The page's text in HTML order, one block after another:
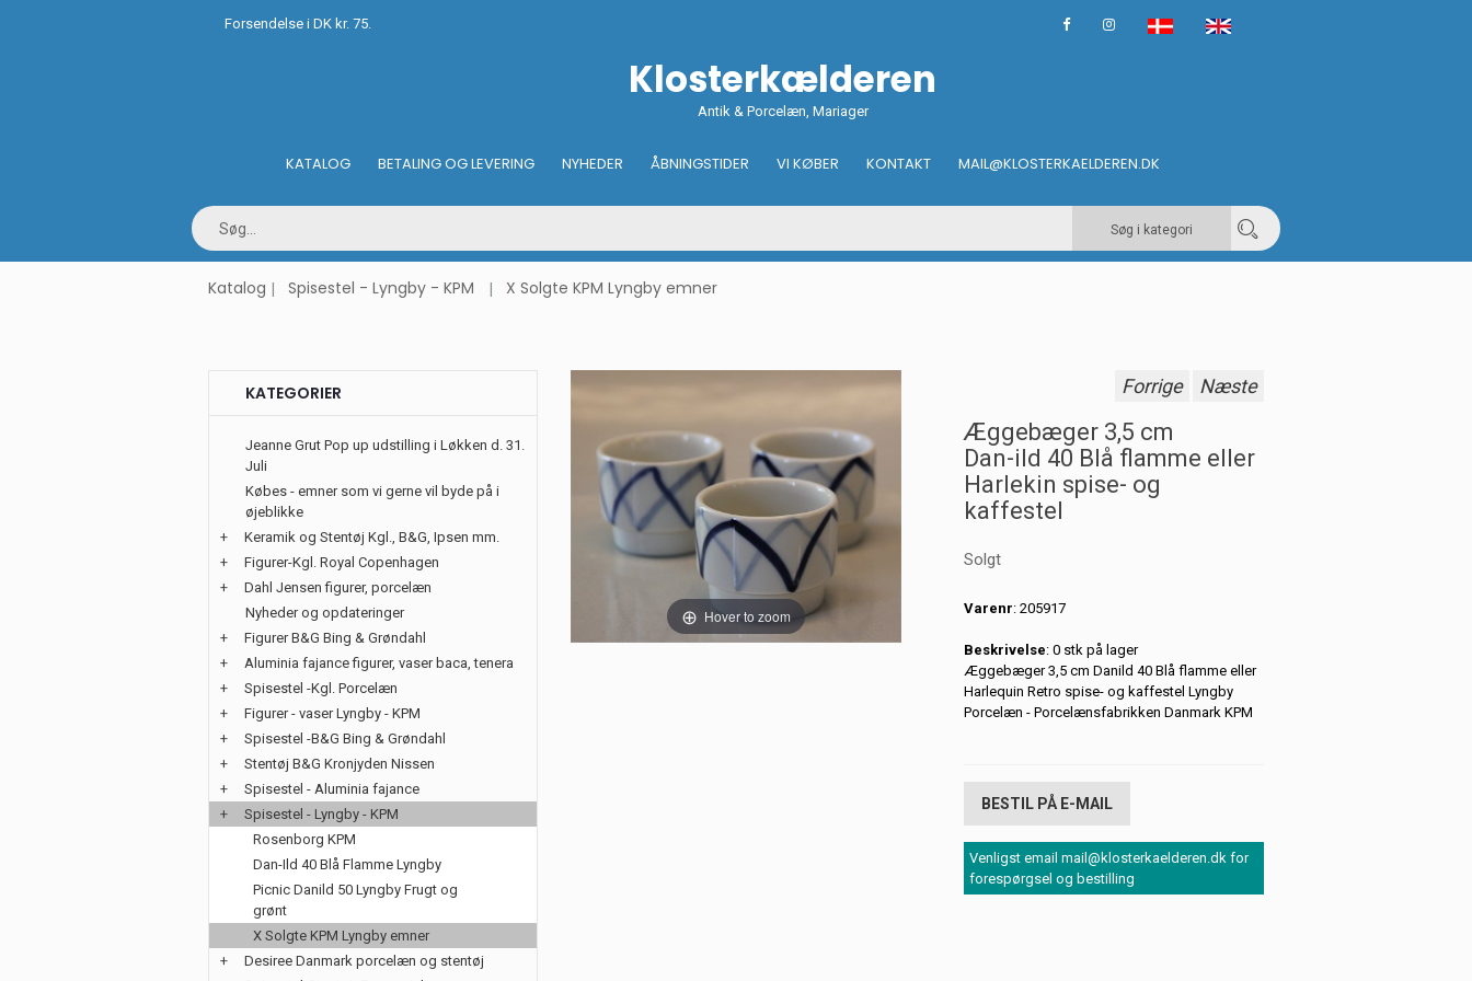
Forsendelse i DK kr. 75.
Klosterkælderen
Antik & Porcelæn, Mariager
KATALOG BETALING OG LEVERING NYHEDER ÅBNINGSTIDER VI KØBER KONTAKT MAIL@KLOSTERKAELDEREN.DK
Søg i kategori
Katalog Spisestel - Lyngby - KPM X Solgte KPM Lyngby emner
KATEGORIER
Jeanne Grut Pop up udstilling i Løkken d. 31.
Juli
Købes - emner som vi gerne vil byde på i
øjeblikke
+
Keramik og Stentøj Kgl., B&G, Ipsen mm.
+
Figurer-Kgl. Royal Copenhagen
+
Dahl Jensen figurer, porcelæn
Nyheder og opdateringer
+
Figurer B&G Bing & Grøndahl
+
Aluminia fajance figurer, vaser baca, tenera
+
Spisestel -Kgl. Porcelæn
+
Figurer - vaser Lyngby - KPM
+
Spisestel -B&G Bing & Grøndahl
+
Stentøj B&G Kronjyden Nissen
+
Spisestel - Aluminia fajance
+
Spisestel - Lyngby - KPM
Rosenborg KPM
Dan-Ild 40 Blå Flamme Lyngby
Picnic Danild 50 Lyngby Frugt og
grønt
X Solgte KPM Lyngby emner
+
Desiree Danmark porcelæn og stentøj
Hover to zoom
Forrige Næste
Æggebæger 3,5 cm
Dan-ild 40 Blå flamme eller
Harlekin spise- og
kaffestel
Solgt
Varenr: 205917
Beskrivelse: 0 stk på lager
Æggebæger 3,5 cm Danild 40 Blå flamme eller
Harlequin Retro spise- og kaffestel Lyngby
Porcelæn - Porcelænsfabrikken Danmark KPM
BESTIL PÅ E-MAIL
Venligst email mail@klosterkaelderen.dk for
forespørgsel og bestilling